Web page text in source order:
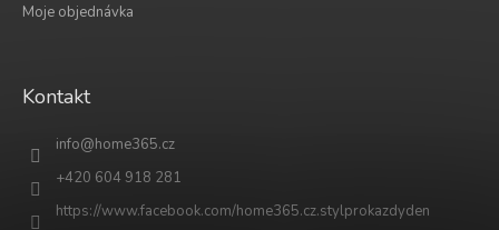
Moje objednávka
Kontakt
info@home365.cz
+420 604 918 281
https://www.facebook.com/home365.cz.stylprokazdyden